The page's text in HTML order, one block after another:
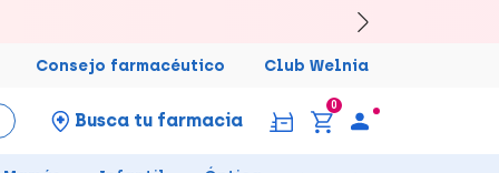
Consejo farmacéutico Club Welnia
Busca tu farmacia
0